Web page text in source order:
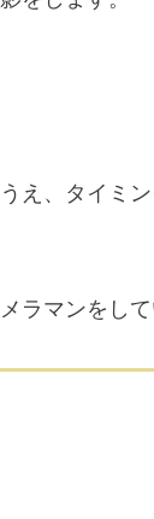
え、タイミ
ラマンをして